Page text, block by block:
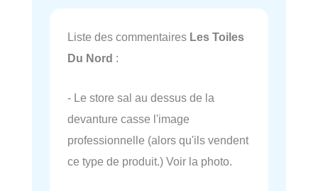
Liste des commentaires Les Toiles
Du Nord :
- Le store sal au dessus de la
devanture casse l'image
professionnelle (alors qu'ils vendent
ce type de produit.) Voir la photo.